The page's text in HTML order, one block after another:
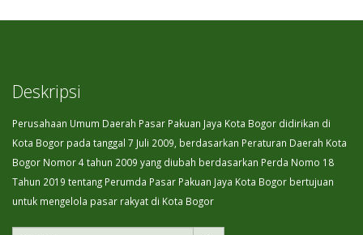
Deskripsi
Perusahaan Umum Daerah Pasar Pakuan Jaya Kota Bogor didirikan di
Kota Bogor pada tanggal 7 Juli 2009, berdasarkan Peraturan Daerah Kota
Bogor Nomor 4 tahun 2009 yang diubah berdasarkan Perda Nomo 18
Tahun 2019 tentang Perumda Pasar Pakuan Jaya Kota Bogor bertujuan
untuk mengelola pasar rakyat di Kota Bogor